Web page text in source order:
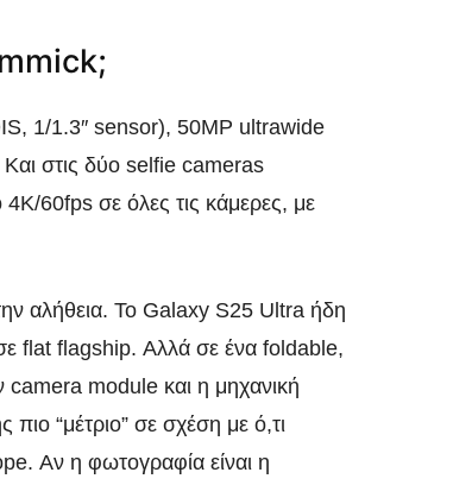
1/1.3″ sensor), 50MP ultrawide
στις δύο selfie cameras
4K/60fps σε όλες τις κάμερες, με
αλήθεια. Το Galaxy S25 Ultra ήδη
σε flat flagship. Αλλά σε ένα foldable,
camera module και η μηχανική
“μέτριο” σε σχέση με ό,τι
Αν η φωτογραφία είναι η